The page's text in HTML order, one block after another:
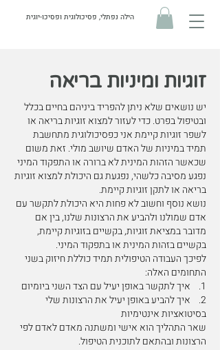
הילה נפתלי, פסיכולוגית ופסיכו-יוגית
זוגיות ומיניות בריאה
יש נושאים שלא ניתן להפריד ביניהם בחיים בכלל
ובטיפול בפרט. כדי לעזור למצוא זוגיות בריאה או
לשפר זוגיות קיימת אני כפסיכולוגית מתחשבת
תמיד במיניות של האדם שיושב מולי. זאת משום
שכאשר הזהות המינית לא ברורה או התפקוד המיני
נפגע מסיבה כלשהי, נפגעת גם היכולת למצוא זוגיות
בריאה או לתקן זוגיות קיימת.
נושא נוסף וחשוב לא פחות היא היכולת לתקשר עם
אדם שמולנו ולהביע את הרצונות שלנו, בין אם
מדובר במציאת זוגיות, בקשיים בזוגיות קיימת,
בקשיים בזהות המינית או בתפקוד המיני.
לפיכך העבודה הטיפולית תמיד כוללת חיזוק בשני
התחומים האלה:
1. איך לתקשר באופן יעיל עם הצד השני ביומיום
2. איך להביע באופן יעיל את הרצונות שלי
בסיטואציות אינטימיות
שאר התהליך הוא אישי ומשתנה מאדם לאדם לפי
הרצונות ובהתאם לתוכנית הטיפול.